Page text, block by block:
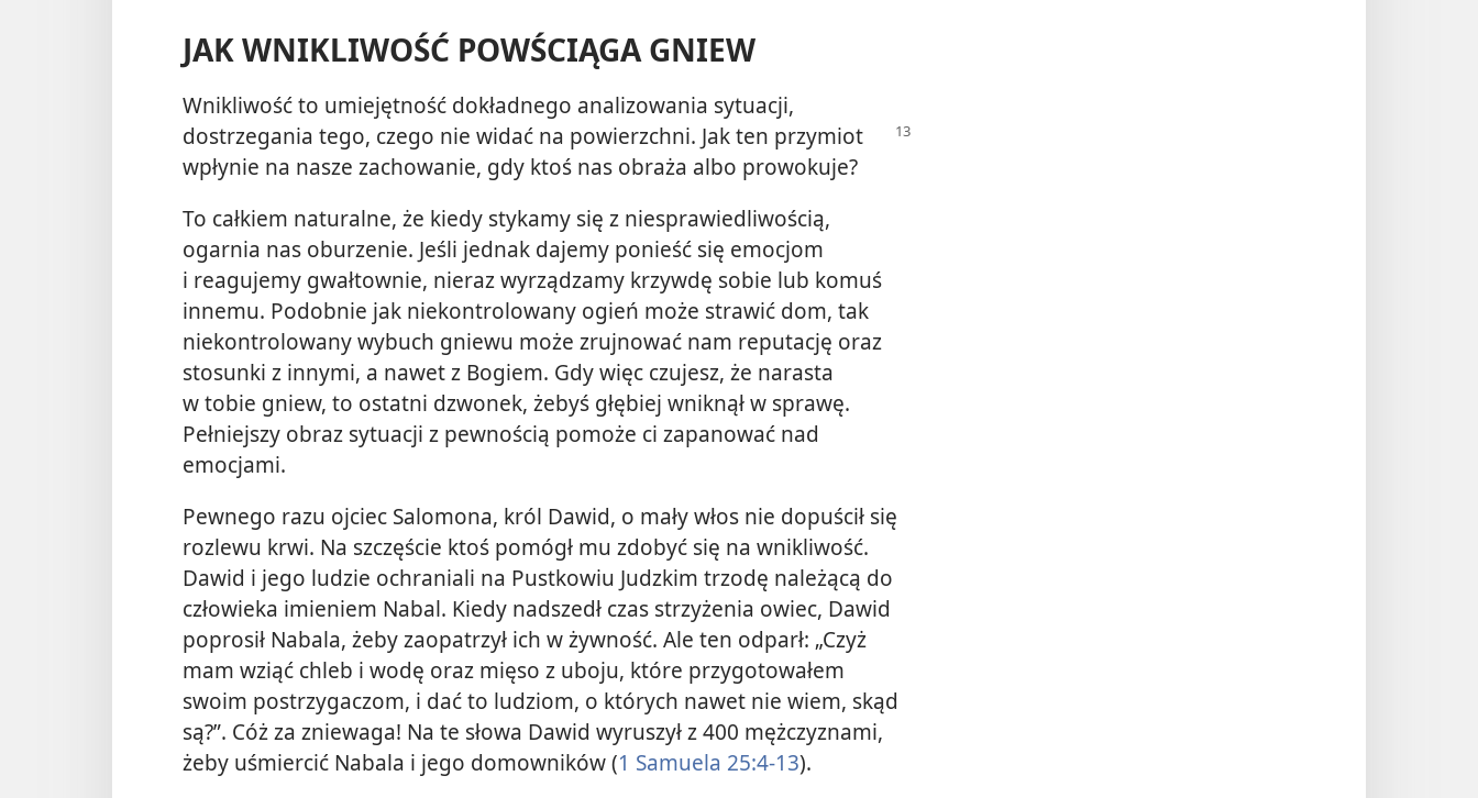
JAK WNIKLIWOŚĆ POWŚCIĄGA GNIEW
Wnikliwość to umiejętność dokładnego analizowania sytuacji,
dostrzegania tego, czego nie widać na powierzchni. Jak ten przymiot
wpłynie na nasze zachowanie, gdy ktoś nas obraża albo prowokuje?
To całkiem naturalne, że kiedy stykamy się z niesprawiedliwością,
ogarnia nas oburzenie. Jeśli jednak dajemy ponieść się emocjom
i reagujemy gwałtownie, nieraz wyrządzamy krzywdę sobie lub komuś
innemu. Podobnie jak niekontrolowany ogień może strawić dom, tak
niekontrolowany wybuch gniewu może zrujnować nam reputację oraz
stosunki z innymi, a nawet z Bogiem. Gdy więc czujesz, że narasta
w tobie gniew, to ostatni dzwonek, żebyś głębiej wniknął w sprawę.
Pełniejszy obraz sytuacji z pewnością pomoże ci zapanować nad
emocjami.
Pewnego razu ojciec Salomona, król Dawid, o mały włos nie dopuścił się
rozlewu krwi. Na szczęście ktoś pomógł mu zdobyć się na wnikliwość.
Dawid i jego ludzie ochraniali na Pustkowiu Judzkim trzodę należącą do
człowieka imieniem Nabal. Kiedy nadszedł czas strzyżenia owiec, Dawid
poprosił Nabala, żeby zaopatrzył ich w żywność. Ale ten odparł: „Czyż
mam wziąć chleb i wodę oraz mięso z uboju, które przygotowałem
swoim postrzygaczom, i dać to ludziom, o których nawet nie wiem, skąd
są?”. Cóż za zniewaga! Na te słowa Dawid wyruszył z 400 mężczyznami,
żeby uśmiercić Nabala i jego domowników (1 Samuela 25:4-13).